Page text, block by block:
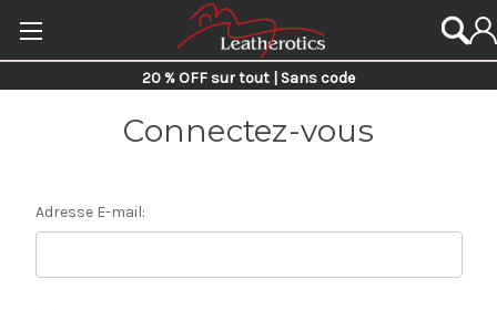
20 % OFF sur tout | Sans code
Connectez-vous
Adresse E-mail: